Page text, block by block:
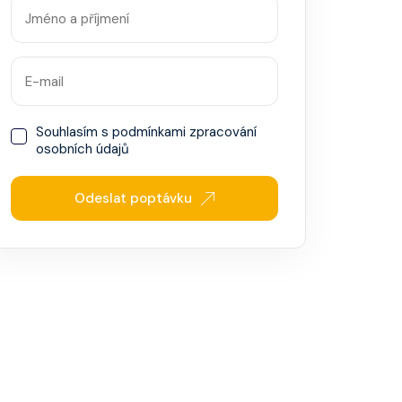
Souhlasím spodmínkami zpracování
osobních údajů
Odeslat poptávku